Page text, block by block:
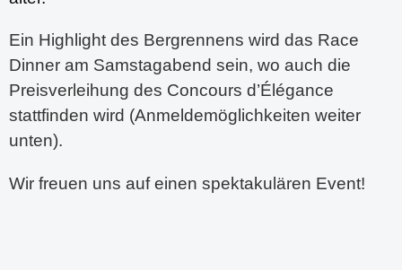
Ein Highlight des Bergrennens wird das Race
Dinner am Samstagabend sein, wo auch die
Preisverleihung des Concours d’Élégance
stattfinden wird (Anmeldemöglichkeiten weiter
unten).
Wir freuen uns auf einen spektakulären Event!